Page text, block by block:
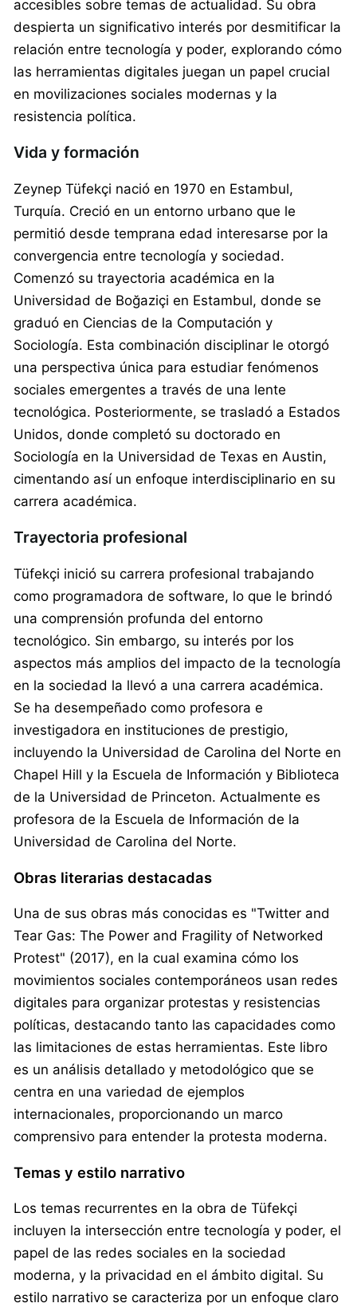
accesibles sobre temas de actualidad. Su obra
despierta un significativo interés por desmitificar la
relación entre tecnología y poder, explorando cómo
las herramientas digitales juegan un papel crucial
en movilizaciones sociales modernas y la
resistencia política.
Vida y formación
Zeynep Tüfekçi nació en 1970 en Estambul,
Turquía. Creció en un entorno urbano que le
permitió desde temprana edad interesarse por la
convergencia entre tecnología y sociedad.
Comenzó su trayectoria académica en la
Universidad de Boğaziçi en Estambul, donde se
graduó en Ciencias de la Computación y
Sociología. Esta combinación disciplinar le otorgó
una perspectiva única para estudiar fenómenos
sociales emergentes a través de una lente
tecnológica. Posteriormente, se trasladó a Estados
Unidos, donde completó su doctorado en
Sociología en la Universidad de Texas en Austin,
cimentando así un enfoque interdisciplinario en su
carrera académica.
Trayectoria profesional
Tüfekçi inició su carrera profesional trabajando
como programadora de software, lo que le brindó
una comprensión profunda del entorno
tecnológico. Sin embargo, su interés por los
aspectos más amplios del impacto de la tecnología
en la sociedad la llevó a una carrera académica.
Se ha desempeñado como profesora e
investigadora en instituciones de prestigio,
incluyendo la Universidad de Carolina del Norte en
Chapel Hill y la Escuela de Información y Biblioteca
de la Universidad de Princeton. Actualmente es
profesora de la Escuela de Información de la
Universidad de Carolina del Norte.
Obras literarias destacadas
Una de sus obras más conocidas es "Twitter and
Tear Gas: The Power and Fragility of Networked
Protest" (2017), en la cual examina cómo los
movimientos sociales contemporáneos usan redes
digitales para organizar protestas y resistencias
políticas, destacando tanto las capacidades como
las limitaciones de estas herramientas. Este libro
es un análisis detallado y metodológico que se
centra en una variedad de ejemplos
internacionales, proporcionando un marco
comprensivo para entender la protesta moderna.
Temas y estilo narrativo
Los temas recurrentes en la obra de Tüfekçi
incluyen la intersección entre tecnología y poder, el
papel de las redes sociales en la sociedad
moderna, y la privacidad en el ámbito digital. Su
estilo narrativo se caracteriza por un enfoque claro